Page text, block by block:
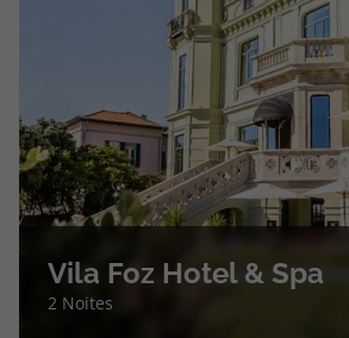
Vila Foz Hotel & Spa
2 Noites